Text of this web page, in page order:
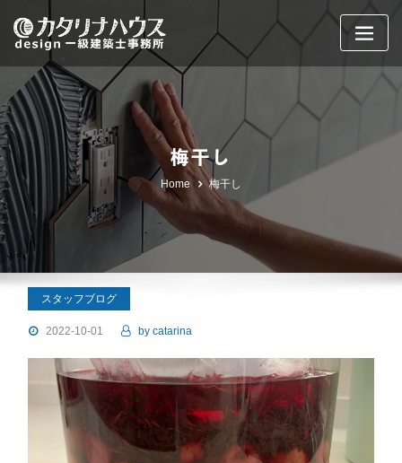
content
梅干し
Home 梅干し
スタッフブログ
2022-10-01 by catarina